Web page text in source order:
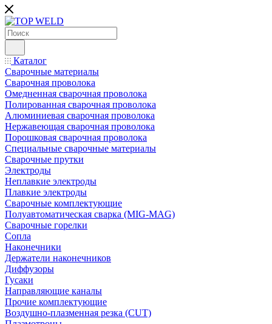
Каталог
Сварочные материалы
Сварочная проволока
Омедненная сварочная проволока
Полированная сварочная проволока
Алюминиевая сварочная проволока
Нержавеющая сварочная проволока
Порошковая сварочная проволока
Специальные сварочные материалы
Сварочные прутки
Электроды
Неплавкие электроды
Плавкие электроды
Сварочные комплектующие
Полуавтоматическая сварка (MIG-MAG)
Сварочные горелки
Сопла
Наконечники
Держатели наконечников
Диффузоры
Гусаки
Направляющие каналы
Прочие комплектующие
Воздушно-плазменная резка (CUT)